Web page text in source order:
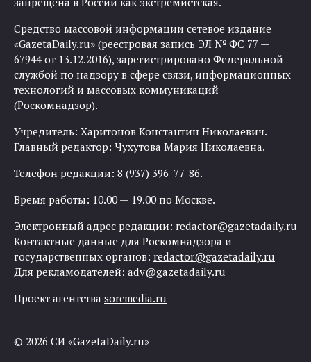
Средство массовой информации сетевое издание
«GazetaDaily.ru» (реестровая запись ЭЛ № ФС 77 —
67944 от 13.12.2016), зарегистрировано Федеральной
службой по надзору в сфере связи, информационных
технологий и массовых коммуникаций
(Роскомнадзор).
Учредитель: Харитонов Константин Николаевич.
Главный редактор: Чухутова Мария Николаевна.
Телефон редакции: 8 (937) 396-77-86.
Время работы: 10.00 — 19.00 по Москве.
Электронный адрес редакции: redactor@gazetadaily.ru
Контактные данные для Роскомнадзора и
государственных органов: redactor@gazetadaily.ru
Для рекламодателей: adv@gazetadaily.ru
Проект агентства sorcmedia.ru
© 2026 СИ «GazetaDaily.ru»